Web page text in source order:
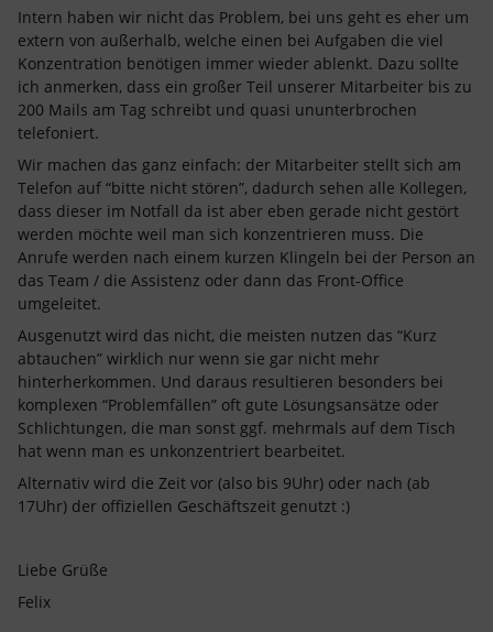
Intern haben wir nicht das Problem, bei uns geht es eher um
extern von außerhalb, welche einen bei Aufgaben die viel
Konzentration benötigen immer wieder ablenkt. Dazu sollte
ich anmerken, dass ein großer Teil unserer Mitarbeiter bis zu
200 Mails am Tag schreibt und quasi ununterbrochen
telefoniert.
Wir machen das ganz einfach: der Mitarbeiter stellt sich am
Telefon auf “bitte nicht stören”, dadurch sehen alle Kollegen,
dass dieser im Notfall da ist aber eben gerade nicht gestört
werden möchte weil man sich konzentrieren muss. Die
Anrufe werden nach einem kurzen Klingeln bei der Person an
das Team / die Assistenz oder dann das Front-Office
umgeleitet.
Ausgenutzt wird das nicht, die meisten nutzen das “Kurz
abtauchen” wirklich nur wenn sie gar nicht mehr
hinterherkommen. Und daraus resultieren besonders bei
komplexen “Problemfällen” oft gute Lösungsansätze oder
Schlichtungen, die man sonst ggf. mehrmals auf dem Tisch
hat wenn man es unkonzentriert bearbeitet.
Alternativ wird die Zeit vor (also bis 9Uhr) oder nach (ab
17Uhr) der offiziellen Geschäftszeit genutzt :)
Liebe Grüße
Felix